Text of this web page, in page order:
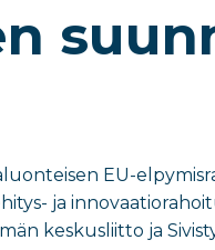
EU-
ja
keskusliitto ja